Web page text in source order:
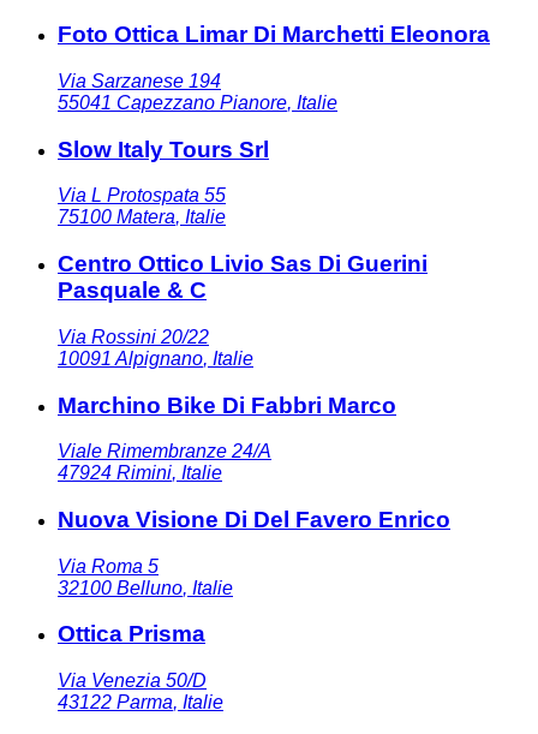
Foto Ottica Limar Di Marchetti Eleonora
Via Sarzanese 194
55041 Capezzano Pianore, Italie
Slow Italy Tours Srl
Via L Protospata 55
75100 Matera, Italie
Centro Ottico Livio Sas Di Guerini
Pasquale & C
Via Rossini 20/22
10091 Alpignano, Italie
Marchino Bike Di Fabbri Marco
Viale Rimembranze 24/A
47924 Rimini, Italie
Nuova Visione Di Del Favero Enrico
Via Roma 5
32100 Belluno, Italie
Ottica Prisma
Via Venezia 50/D
43122 Parma, Italie